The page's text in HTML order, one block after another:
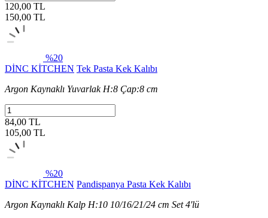
120,00 TL
150,00 TL
%20
DİNC KİTCHEN Tek Pasta Kek Kalıbı
Argon Kaynaklı Yuvarlak H:8 Çap:8 cm
84,00 TL
105,00 TL
%20
DİNC KİTCHEN Pandispanya Pasta Kek Kalıbı
Argon Kaynaklı Kalp H:10 10/16/21/24 cm Set 4'lü